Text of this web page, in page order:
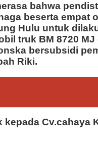
bahwa
beserta empat
Hulu untuk
truk BM 8720
bersubsidi
Riki.
Cv.cahaya